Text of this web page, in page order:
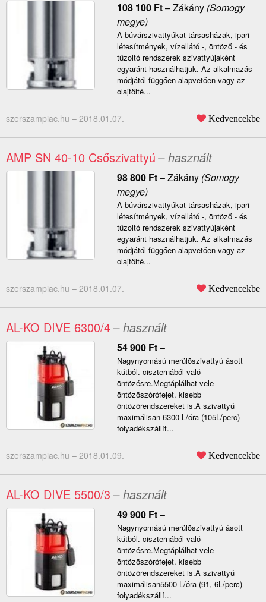
108 100 Ft–Zákány(Somogy
megye)
A búvárszivattyúkat társasházak, ipari
létesítmények, vízellátó -, öntöző - és
tűzoltó rendszerek szivattyújaként
egyaránt használhatjuk. Az alkalmazás
módjától függően alapvetően vagy az
olajtölté...
szerszampiac.hu – 2018.01.07. Kedvencekbe
AMP SN 40-10 Csőszivattyú– használt
98 800 Ft–Zákány(Somogy
megye)
A búvárszivattyúkat társasházak, ipari
létesítmények, vízellátó -, öntöző - és
tűzoltó rendszerek szivattyújaként
egyaránt használhatjuk. Az alkalmazás
módjától függően alapvetően vagy az
olajtölté...
szerszampiac.hu – 2018.01.07. Kedvencekbe
AL-KO DIVE 6300/4– használt
54 900 Ft–
Nagynyomású merülõszivattyú ásott
kútból. ciszternából való
öntözésre.Megtáplálhat vele
öntözõszórófejet. kisebb
öntözõrendszereket is.A szivattyú
maximálisan 6300 L/óra (105L/perc)
folyadékszállít...
szerszampiac.hu – 2018.01.09. Kedvencekbe
AL-KO DIVE 5500/3– használt
49 900 Ft–
Nagynyomású merülõszivattyú ásott
kútból. ciszternából való
öntözésre.Megtáplálhat vele
öntözõszórófejet. kisebb
öntözõrendszereket is.A szivattyú
maximálisan5500 L/óra (91, 6L/perc)
folyadékszállí...